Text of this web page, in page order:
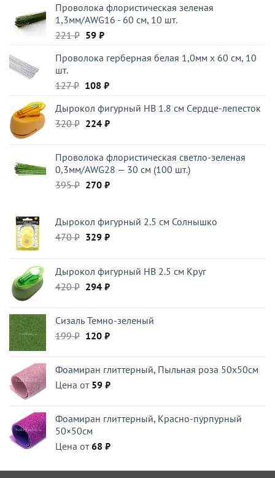
составляла
208 ₽.
59 ₽.
Проволока флористическая зеленая
1,3мм/AWG16 - 60 см, 10 шт.
221₽ Первоначальная
составляла
59 ₽Текущая
59 ₽.
Проволока герберная белая 1,0мм x 60 см, 10
шт.
127₽ Первоначальная
составляла
127 ₽.
108 ₽Текущая
108 ₽.
Дырокол фигурный HB 1.8 см Cердце-лепесток
320₽ Первоначальная
320 ₽.
224 ₽Текущая
Проволока флористическая светло-зеленая
0,3мм/AWG28 — 30 см (100 шт.)
395₽ Первоначальная
395 ₽.
270 ₽Текущая
Дырокол фигурный 2.5 см Солнышко
470₽ Первоначальная
470 ₽.
329 ₽Текущая
Дырокол фигурный HB 2.5 см Круг
420₽ Первоначальная
420 ₽.
294 ₽Текущая
Сизаль Темно-зеленый
199₽ Первоначальная
199 ₽.
120 ₽Текущая
Фоамиран глиттерный, Пыльная роза 50x50см
Цена от 59 ₽
Фоамиран глиттерный, Красно-пурпурный
50×50см
Цена от68 ₽